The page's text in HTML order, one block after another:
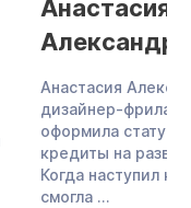
Анастасия
Анастасия
дизайнер-
оформила статус
кредиты на
Когда наступил
смогла ...